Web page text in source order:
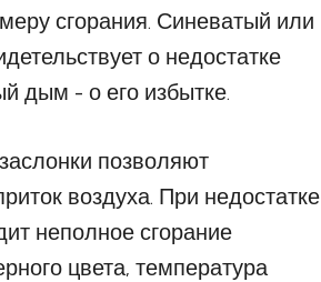
сгорания. Синеватый или
о недостатке
дым - о его избытке.
позволяют
воздуха. При недостатке
неполное сгорание
цвета, температура